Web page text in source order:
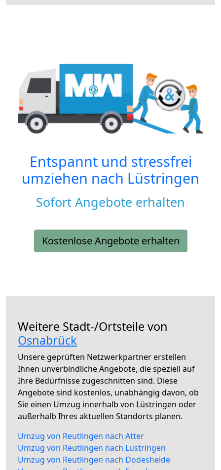
Entspannt und stressfrei
umziehen nach Lüstringen
Sofort Angebote erhalten
Kostenlose Angebote erhalten
Weitere Stadt-/Ortsteile von
Osnabrück
Unsere geprüften Netzwerkpartner erstellen
Ihnen unverbindliche Angebote, die speziell auf
Ihre Bedürfnisse zugeschnitten sind. Diese
Angebote sind kostenlos, unabhängig davon, ob
Sie einen Umzug innerhalb von Lüstringen oder
außerhalb Ihres aktuellen Standorts planen.
Umzug von Reutlingen nach Atter
Umzug von Reutlingen nach Lüstringen
Umzug von Reutlingen nach Dodesheide